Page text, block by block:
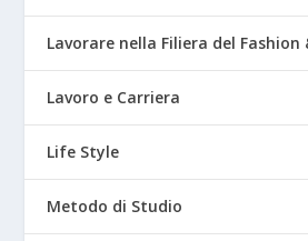
Lavorare nella Filiera del Fashion
Lavoro e Carriera
Life Style
Metodo di Studio